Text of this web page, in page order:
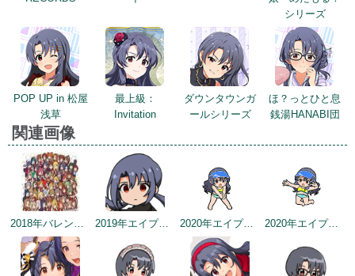
シリーズ
POP UP in 松屋
浅草
最上級：
Invitation
ダウンタウンガ
ールシリーズ
ほ？っとひと息
銭湯HANABI団
関連画像
2018年バレンタインデー公式ツイート 2019年エイプリルミニゲーム 2020年エイプリルフールネタ 2020年エイプリルフールネタ